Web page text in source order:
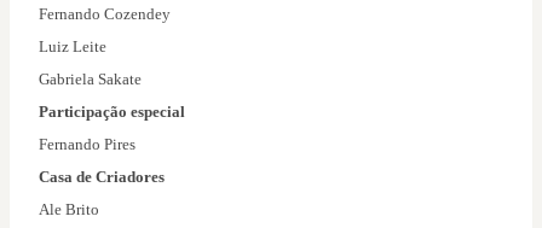
Fernando Cozendey
Luiz Leite
Gabriela Sakate
Participação especial
Fernando Pires
Casa de Criadores
Ale Brito